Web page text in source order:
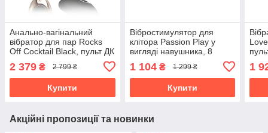
Анально-вагінальний
вібратор для пар Rocks
Off Cocktail Black, пульт ДК
2 379 ₴ 2 799 ₴
Купити
Вібростимулятор для
клітора Passion Play у
вигляді навушника, 8
1 104₴ 1 299 ₴
Купити
1
Акційні пропозиції та новинки